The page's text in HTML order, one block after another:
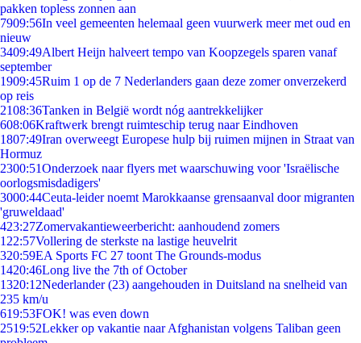
pakken topless zonnen aan
7909:56In veel gemeenten helemaal geen vuurwerk meer met oud en
nieuw
3409:49Albert Heijn halveert tempo van Koopzegels sparen vanaf
september
1909:45Ruim 1 op de 7 Nederlanders gaan deze zomer onverzekerd
op reis
2108:36Tanken in België wordt nóg aantrekkelijker
608:06Kraftwerk brengt ruimteschip terug naar Eindhoven
1807:49Iran overweegt Europese hulp bij ruimen mijnen in Straat van
Hormuz
2300:51Onderzoek naar flyers met waarschuwing voor 'Israëlische
oorlogsmisdadigers'
3000:44Ceuta-leider noemt Marokkaanse grensaanval door migranten
'gruweldaad'
423:27Zomervakantieweerbericht: aanhoudend zomers
1 22:57Vollering de sterkste na lastige heuvelrit
320:59EA Sports FC 27 toont The Grounds-modus
1420:46Long live the 7th of October
1320:12Nederlander (23) aangehouden in Duitsland na snelheid van
235 km/u
619:53FOK! was even down
2519:52Lekker op vakantie naar Afghanistan volgens Taliban geen